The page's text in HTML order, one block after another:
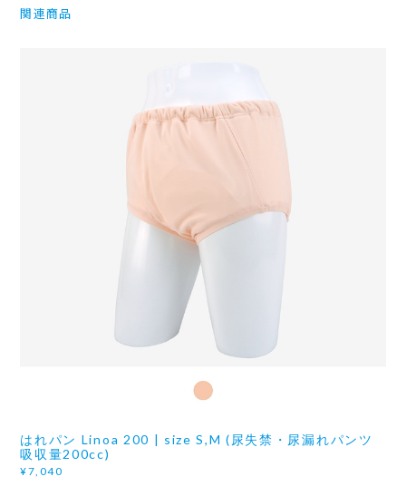
関連商品
はれパン Linoa 200 | size S,M (尿失禁・尿漏れパンツ
吸収量200cc)
¥7,040